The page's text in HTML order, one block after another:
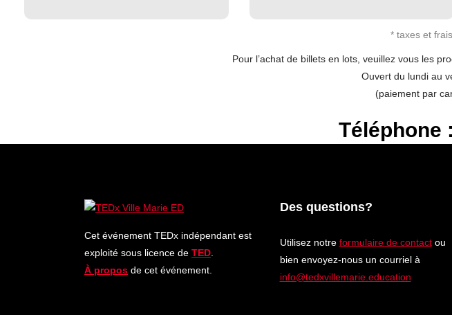
* taxes et
Pour l’achat de billets en lots, veuillez vous les
Ouvert du lundi au
(paiement par
Téléphone
Cet événement TEDx indépendant est
exploité sous licence de TED
À propos de cet événement.
Des questions?
Utilisez notre formulaire de contactou
bien envoyez-nous un courriel à
info@tedxvillemarie.education